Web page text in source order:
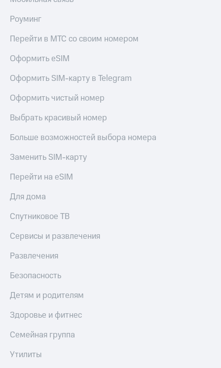
Роуминг
Перейти в МТС со своим номером
Оформить eSIM
Оформить SIM-карту в Telegram
Оформить чистый номер
Выбрать красивый номер
Больше возможностей выбора номера
Заменить SIM-карту
Перейти на eSIM
Для дома
Спутниковое ТВ
Сервисы и развлечения
Развлечения
Безопасность
Детям и родителям
Здоровье и фитнес
Семейная группа
Утилиты